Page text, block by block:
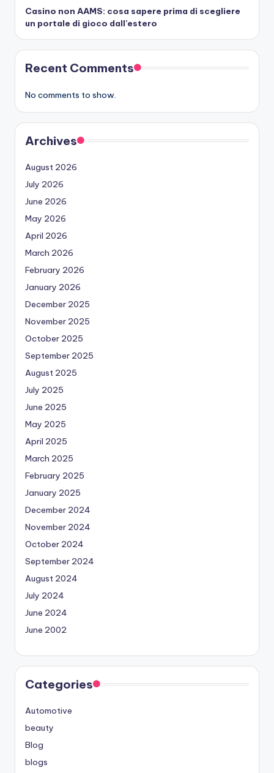
Casino non AAMS: cosa sapere prima di scegliere
un portale di gioco dall’estero
Recent Comments
No comments to show.
Archives
August 2026
July 2026
June 2026
May 2026
April 2026
March 2026
February 2026
January 2026
December 2025
November 2025
October 2025
September 2025
August 2025
July 2025
June 2025
May 2025
April 2025
March 2025
February 2025
January 2025
December 2024
November 2024
October 2024
September 2024
August 2024
July 2024
June 2024
June 2002
Categories
Automotive
beauty
Blog
blogs